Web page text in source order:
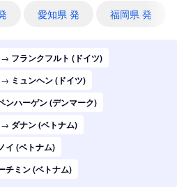
シドニー (オーストラリア)
パリ (フランス)
ハノイ (ベトナム)
マニラ (フィリピン)
シンガポール (シンガポール)
ロンドン (イギリス(英国))
ホーチミン (ベトナム)
愛知県 発 福岡県 発
→ フランクフルト (ドイツ)
→ ミュンヘン (ドイツ)
ンハーゲン (デンマーク)
→ ダナン (ベトナム)
イ (ベトナム)
チミン (ベトナム)